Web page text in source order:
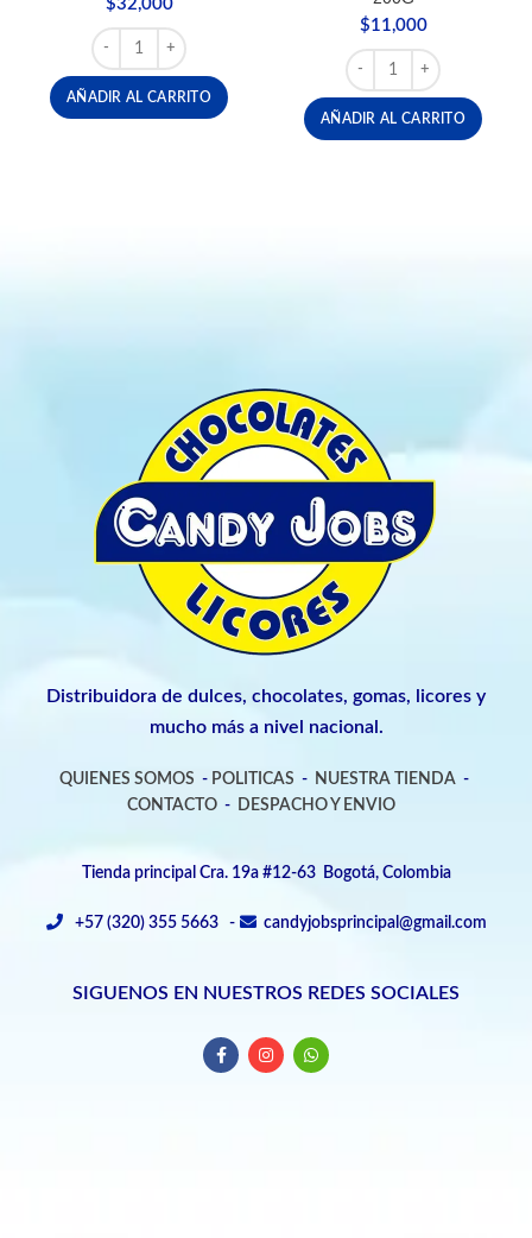
$32,000
DULCE LOOK PATA LENGUA X 10 UND cantidad
AÑADIR AL CARRITO
$11,000
DULCES CAVENDISH &
AÑADIR AL CARRITO
Distribuidora de dulces, chocolates, gomas, licores y
mucho más a nivel nacional.
QUIENES SOMOS - POLITICAS - NUESTRA TIENDA -
CONTACTO- DESPACHO Y ENVIO
Tienda principal Cra. 19a #12-63 Bogotá, Colombia
+57 (320) 355 5663 - candyjobsprincipal@gmail.com
SIGUENOS EN NUESTROS REDES SOCIALES